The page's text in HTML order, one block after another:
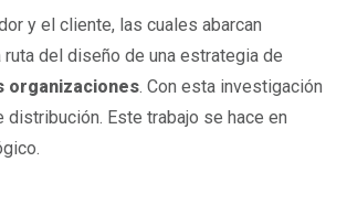
y el cliente, las cuales abarcan
del diseño de una estrategia de
organizaciones. Con esta investigación
Este trabajo se hace en